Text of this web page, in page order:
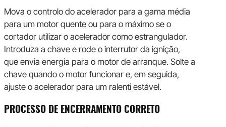
Mova o controlo do acelerador para a gama média
para um motor quente ou para o máximo se o
cortador utilizar o acelerador como estrangulador.
Introduza a chave e rode o interrutor da ignição,
que envia energia para o motor de arranque. Solte a
chave quando o motor funcionar e, em seguida,
ajuste o acelerador para um ralenti estável.
PROCESSO DE ENCERRAMENTO CORRETO